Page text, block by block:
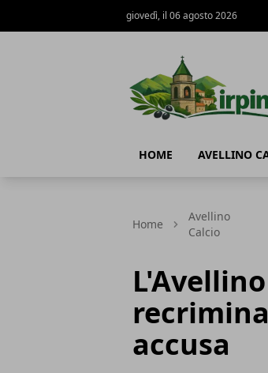
giovedì, il 06 agosto 2026
HOME AVELLINO
Home
Avellino
Calcio
accusa